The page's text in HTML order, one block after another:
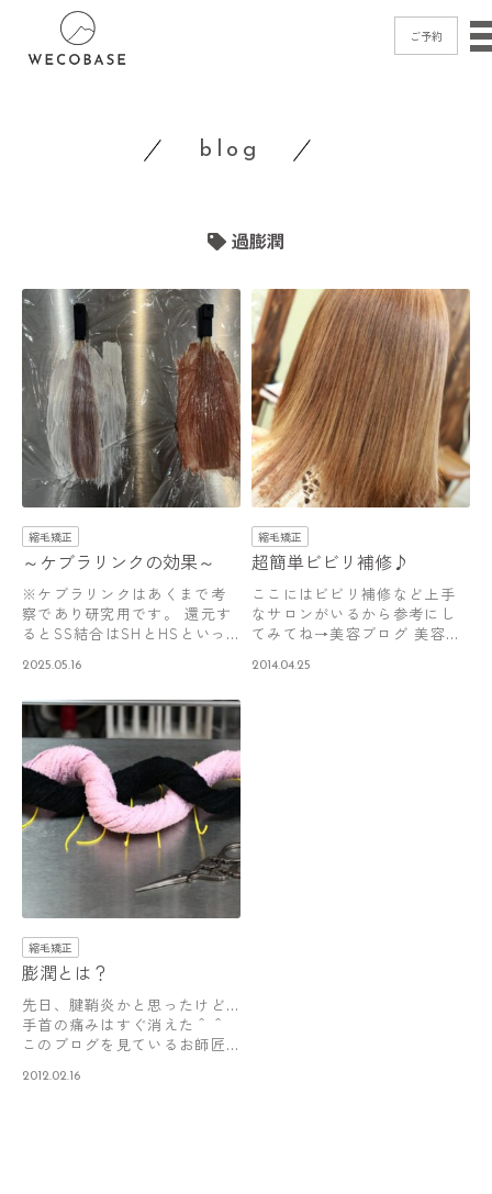
ご予約
contact
ご予約→
blog
過膨潤
縮毛矯正
～ケブラリンクの効果～
※ケブラリンクはあくまで考
察であり研究用です。 還元す
るとSS結合はSHとHSといっ
2025.05.16
縮毛矯正
超簡単ビビリ補修♪
ここにはビビリ補修など上手
なサロンがいるから参考にし
てみてね→美容ブログ 美容
2014.04.25
縮毛矯正
膨潤とは？
先日、腱鞘炎かと思ったけど…
手首の痛みはすぐ消えた＾＾
このブログを見ているお師匠
2012.02.16